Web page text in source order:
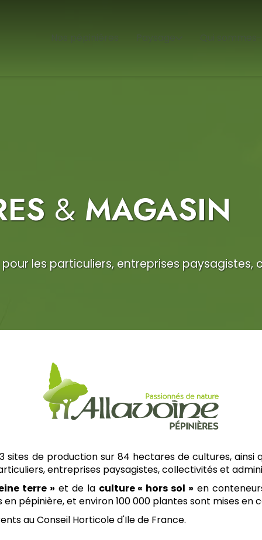
& MAGASIN
pour les particuliers, entreprises
sites de production sur 84 hectares de cultures, ainsi
entreprises paysagistes, collectivités et
terre » et de la culture « hors sol » en
pépinière, et environ 100 000 plantes sont mises en
au Conseil Horticole d'Ile de France.